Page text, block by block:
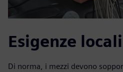
Esigenze locali
Di norma, i mezzi devono